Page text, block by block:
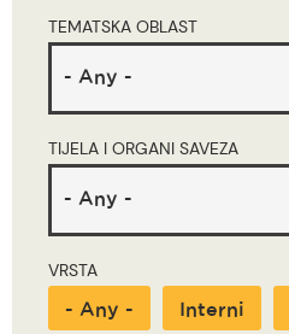
here
TEMATSKA OBLAST
TIJELA I ORGANI SAVEZA
VRSTA
- Any - Interni